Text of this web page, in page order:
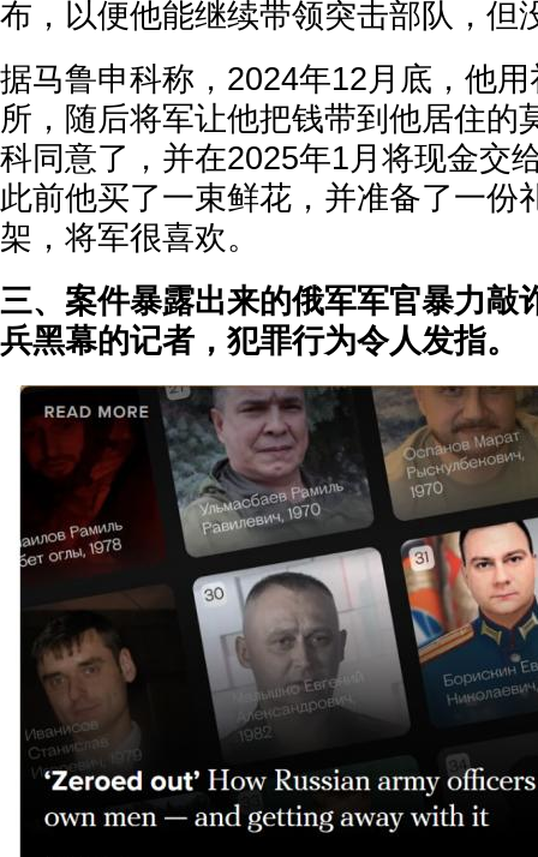
布，以便他能继续带领突击部队，但
据马鲁申科称，2024年12月底，他
所，随后将军让他把钱带到他居住的
科同意了，并在2025年1月将现金交
此前他买了一束鲜花，并准备了一
架，将军很喜欢。
三、案件暴露出来的俄军军官暴力敲
兵黑幕的记者，犯罪行为令人发指。